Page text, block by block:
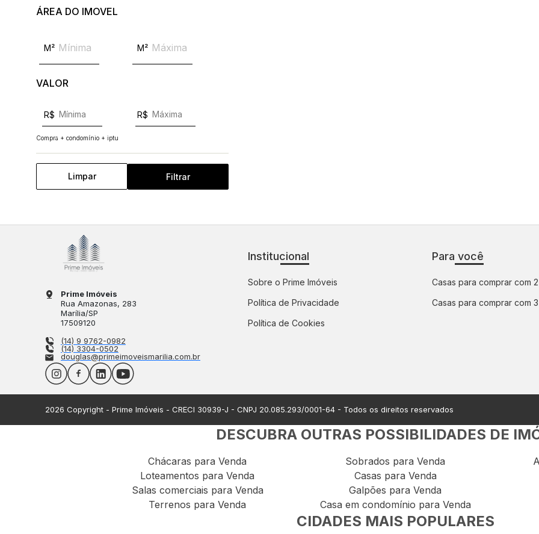
ÁREA DO IMOVEL
M² M²
VALOR
R$ R$
Compra + condomínio + iptu
Limpar Filtrar
Prime Imóveis
Rua Amazonas, 283
Marília/SP
17509120
(14) 9 9762-0982
(14) 3304-0502
douglas@primeimoveismarilia.com.br
Institucional
Sobre o Prime Imóveis
Política de Privacidade
Política de Cookies
Para você
Casas para comprar com
Casas para comprar com
2026 Copyright - Prime Imóveis - CRECI 30939-J - CNPJ 20.085.293/0001-64 - Todos os direitos reservados
DESCUBRA OUTRAS POSSIBILIDADES DE
Chácaras para Venda
Loteamentos para Venda
Salas comerciais para Venda
Terrenos para Venda
Sobrados para Venda
Casas para Venda
Galpões para Venda
Casa em condomínio para Venda
CIDADES MAIS POPULARES